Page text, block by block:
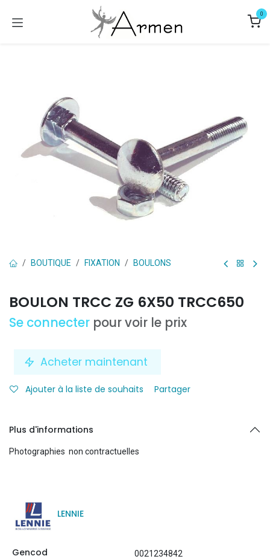
0
BOUTIQUE FIXATION BOULONS
BOULON TRCC ZG 6X50 TRCC650
Se connecter pour voir le prix
Acheter maintenant
Ajouter à la liste de souhaits Partager
Plus d'informations
Photographies non contractuelles
LENNIE
Gencod 0021234842